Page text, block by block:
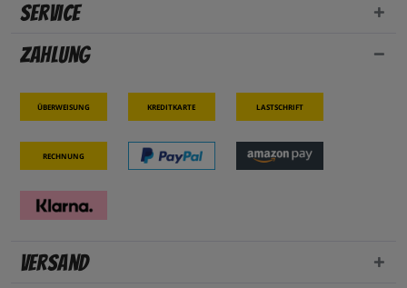
Service
Zahlung
Überweisung Kreditkarte Lastschrift
Rechnung
Versand